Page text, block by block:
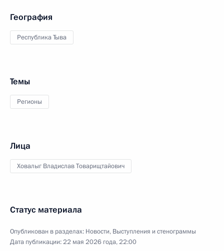
География
Республика Тыва
Темы
Регионы
Лица
Ховалыг Владислав Товарищтайович
Статус материала
Опубликован в разделах: Новости, Выступления и стенограммы
Дата публикации:22 мая 2026 года, 22:00